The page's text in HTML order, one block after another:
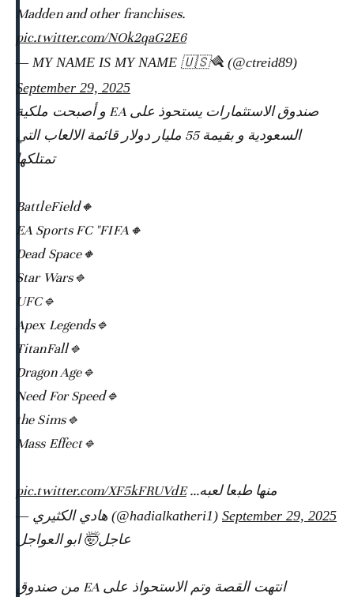
Madden and other franchises.
pic.twitter.com/NOk2qaG2E6
— MY NAME IS MY NAME 🇺🇸🪮 (@ctreid89)
September 29, 2025
صندوق الاستثمارات يستحوذ على EA و أصبحت ملكية
السعودية و بقيمة 55 مليار دولار قائمة الالعاب التي
تمتلكها
🔸BattleField
🔸EA Sports FC "FIFA
🔸Dead Space
🔹Star Wars
🔹UFC
🔹Apex Legends
🔹TitanFall
🔹Dragon Age
🔹Need For Speed
🔹the Sims
🔹Mass Effect
منها طبعا لعبه…pic.twitter.com/XF5kFRUVdE
— هادي الكثيري (@hadialkatheri1) September 29, 2025
عاجل🤯 ابو العواجل
انتهت القصة وتم الاستحواذ على EA من صندوق